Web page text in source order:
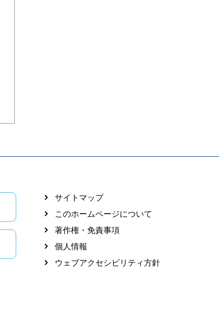
サイトマップ
このホームページについて
著作権・免責事項
個人情報
ウェブアクセシビリティ方針